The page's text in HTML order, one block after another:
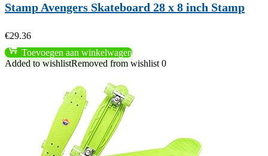
Stamp Avengers Skateboard 28 x 8 inch Stamp
€29.36
Toevoegen aan winkelwagen
Added to wishlistRemoved from wishlist 0